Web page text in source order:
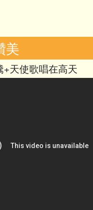
美
天使歌唱在高天